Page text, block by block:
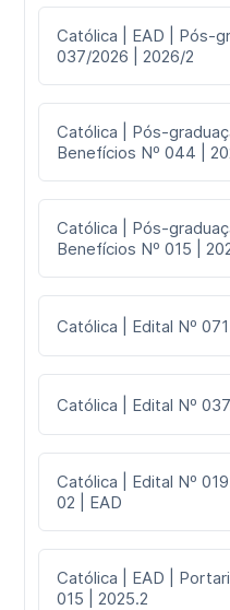
Católica | EAD | Pós-
037/2026 | 2026/2
Católica | Pós-
Benefícios Nº 044 |
Católica | Pós-
Benefícios Nº 015 |
Católica | Edital Nº
Católica | Edital Nº
Católica | Edital Nº
02 | EAD
Católica | EAD |
015 | 2025.2